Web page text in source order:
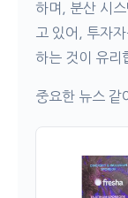
하며, 분산 시
고 있어, 투자
하는 것이 유리
중요한 뉴스 같